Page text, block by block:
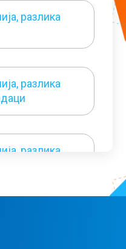
разлика
разлика
разлика